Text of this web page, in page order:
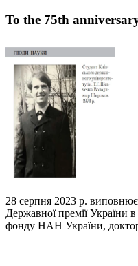
To the 75th
28 серпня 2023 р.
Державної премії України в
фонду НАН України,